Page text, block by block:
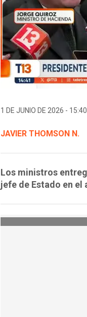
1 DE JUNIO DE 2026 - 15:40
JAVIER THOMSON N.
Los ministros
jefe de Estado en